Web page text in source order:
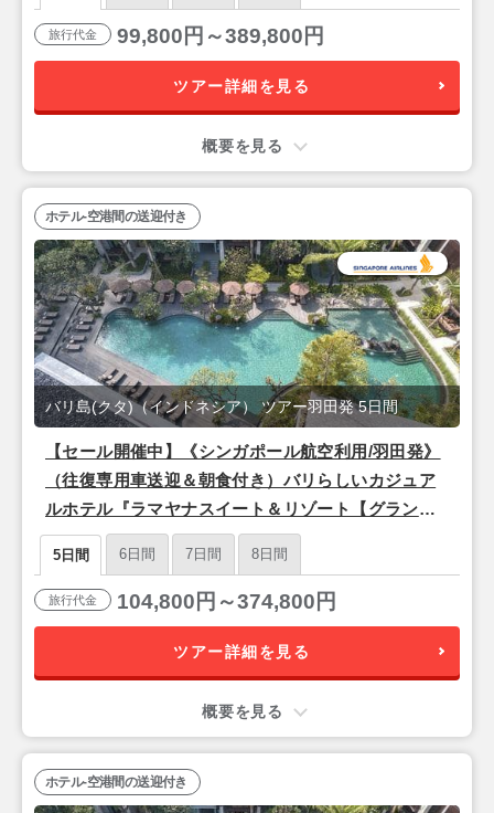
旅行代金 99,800円～389,800円
ツアー詳細を見る
概要を見る
【セール開催中】《シンガポール航空利用/羽田発》
（往復専用車送迎＆朝食付き）バリらしいカジュア
ルホテル『ラマヤナスイート＆リゾート【グランド
デラックス】』バリ島5日間
バリ島(クタ)（インドネシア） ツアー羽田発 5日間
ホテル-空港間の送迎付き
5日間 6日間 7日間 8日間
旅行代金 104,800円～374,800円
ツアー詳細を見る
概要を見る
ホテル-空港間の送迎付き